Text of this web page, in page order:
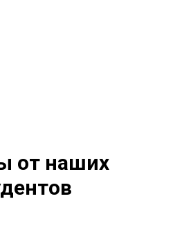
от наших